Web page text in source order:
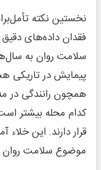
نخستین نکته
فقدان داده‌های
سلامت روان به
پیمایش در تاریکی
همچون رانندگی در
کدام محله بیشتر
قرار دارند. این
موضوع سلامت